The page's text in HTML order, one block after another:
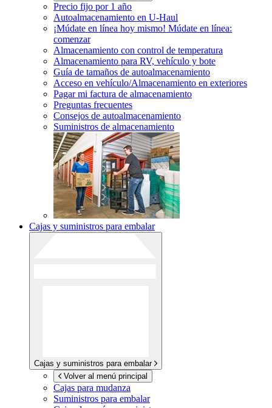
Precio fijo por 1 año
Autoalmacenamiento en U-Haul
¡Múdate en línea hoy mismo! Múdate en línea:
comenzar
Almacenamiento con control de temperatura
Almacenamiento para RV, vehículo y bote
Guía de tamaños de autoalmacenamiento
Acceso en vehículo/Almacenamiento en exteriores
Pagar mi factura de almacenamiento
Preguntas frecuentes
Consejos de autoalmacenamiento
Suministros de almacenamiento
Cajas y suministros para embalar
Cajas y suministros para embalar
Volver al menú principal
Cajas para mudanza
Suministros para embalar